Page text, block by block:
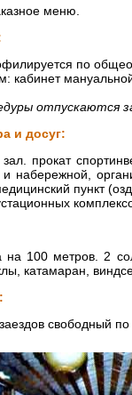
меню.
по
кабинет
отпускаются
и досуг:
прокат
набережной,
пункт
на 100 метров. 2
катамаран,
свободный